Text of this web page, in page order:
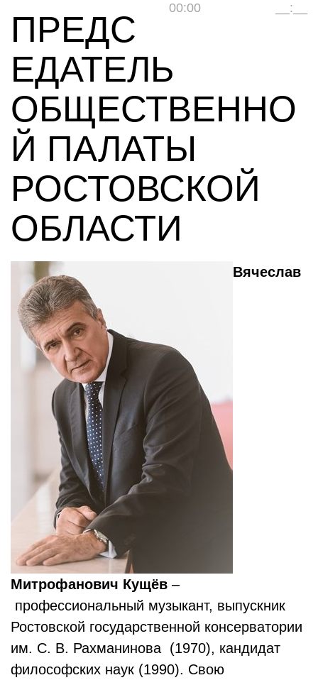
00:00 __:__
ПРЕДС
ЕДАТЕЛЬ
ОБЩЕСТВЕННО
Й ПАЛАТЫ
РОСТОВСКОЙ
ОБЛАСТИ
Вячеслав
Митрофанович Кущёв –
профессиональный музыкант, выпускник
Ростовской государственной консерватории
им. С. В. Рахманинова (1970), кандидат
философских наук (1990). Свою